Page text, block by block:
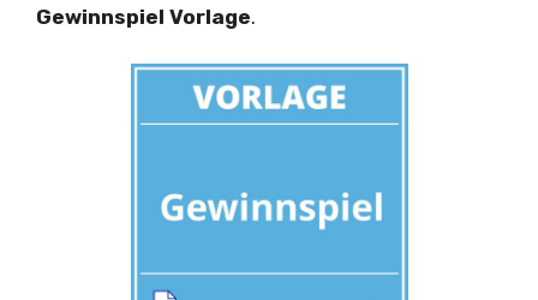
Gewinnspiel Vorlage.